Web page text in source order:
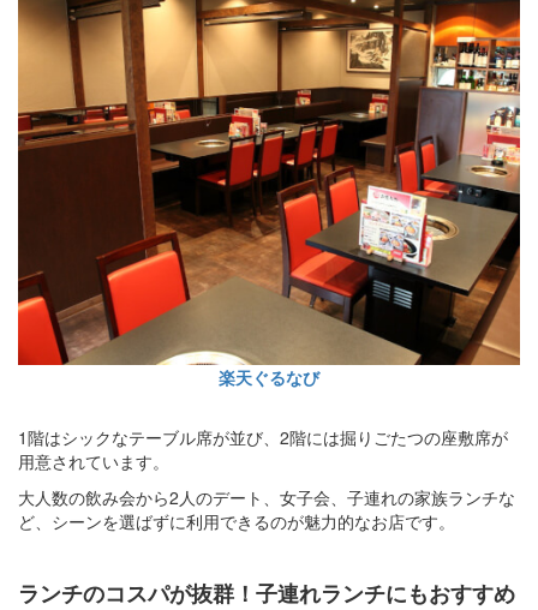
楽天ぐるなび
1階はシックなテーブル席が並び、2階には掘りごたつの座敷席が
用意されています。
大人数の飲み会から2人のデート、女子会、子連れの家族ランチな
ど、シーンを選ばずに利用できるのが魅力的なお店です。
ランチのコスパが抜群！子連れランチにもおすすめ